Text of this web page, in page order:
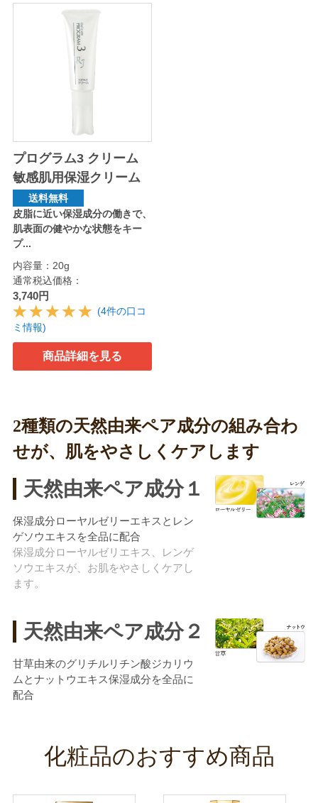
プログラム3 クリーム
敏感肌用保湿クリーム
送料無料
皮脂に近い保湿成分の働きで、
肌表面の健やかな状態をキー
プ...
内容量：20g
通常税込価格：
3,740円
(4件の口コ
ミ情報)
商品詳細を見る
2種類の天然由来ペア成分の組み合わ
せが、肌をやさしくケアします
天然由来ペア成分１
保湿成分ローヤルゼリーエキスとレン
ゲソウエキスを全品に配合
保湿成分ローヤルゼリエキス、レンゲ
ソウエキスが、お肌をやさしくケアし
ます。
天然由来ペア成分２
甘草由来のグリチルリチン酸ジカリウ
ムとナットウエキス保湿成分を全品に
配合
化粧品のおすすめ商品